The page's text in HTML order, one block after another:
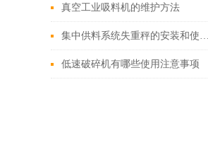
真空工业吸料机的维护方法
集中供料系统失重秤的安装和使用要注意这些
低速破碎机有哪些使用注意事项